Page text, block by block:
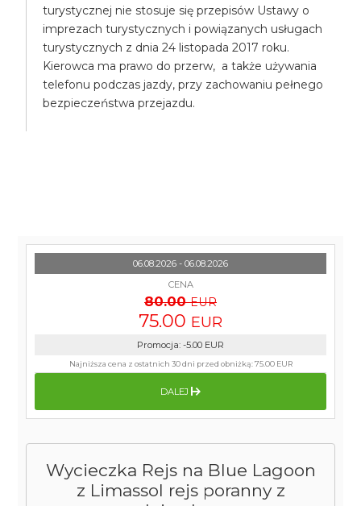
turystycznej nie stosuje się przepisów Ustawy o
imprezach turystycznych i powiązanych usługach
turystycznych z dnia 24 listopada 2017 roku.
Kierowca ma prawo do przerw, a także używania
telefonu podczas jazdy, przy zachowaniu pełnego
bezpieczeństwa przejazdu.
Wycieczka Rejs na Blue Lagoon
z Limassol rejs poranny z
06.08.2026 - 06.08.2026
CENA
80.00 EUR
75.00 EUR
Promocja: -5.00 EUR
Najniższa cena z ostatnich 30 dni przed obniżką:75.00 EUR
DALEJ